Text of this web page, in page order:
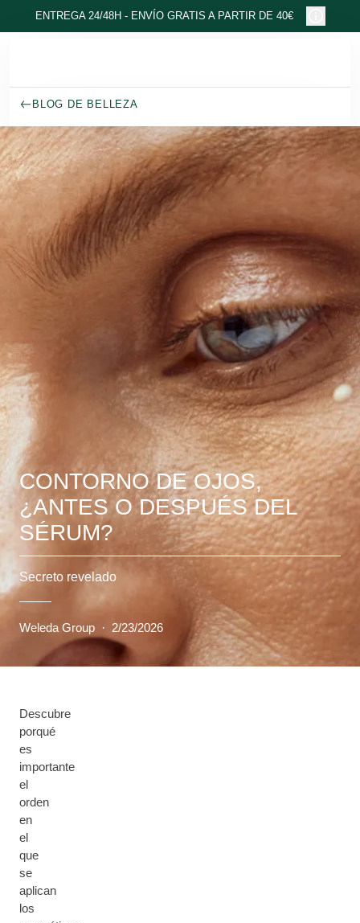
Ir al contenido principal
ENTREGA 24/48H - ENVÍO GRATIS A PARTIR DE 40€
BLOG DE BELLEZA
CONTORNO DE OJOS,
¿ANTES O DESPUÉS DEL
SÉRUM?
Secreto revelado
Weleda Group · 2/23/2026
Descubre
porqué
es
importante
el
orden
en
el
que
se
aplican
los